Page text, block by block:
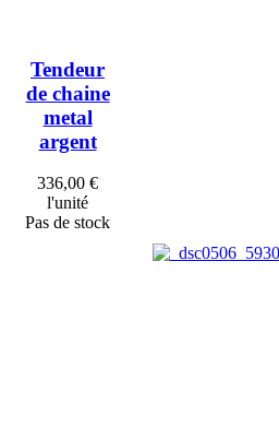
Tendeur
de chaine
metal
argent
336,00 €
l'unité
Pas de stock